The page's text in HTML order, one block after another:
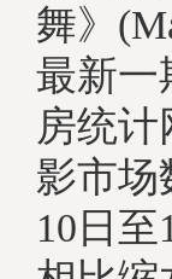
舞》
最新
房统计
影市场
10日